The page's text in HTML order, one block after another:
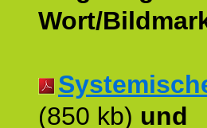
Wort/
(850 kb) und